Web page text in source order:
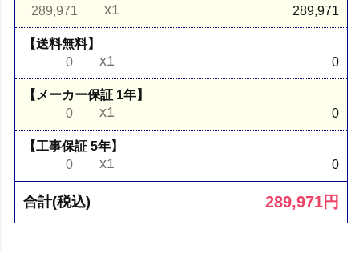
289,971
x1 289,971
【送料無料】
0
x1 0
【メーカー保証 1年】
0
x1 0
【工事保証 5年】
0
x1 0
合計(税込) 289,971円